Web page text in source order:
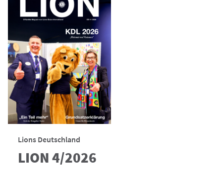
Lions Deutschland
LION 4/2026